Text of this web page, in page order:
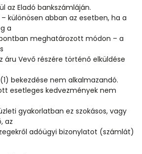
az Eladó bankszámláján.
– különösen abban az esetben, ha a
a
meghatározott módon – a
áru Vevő részére történő elküldése
(1) bekezdése nem alkalmazandó.
esetleges kedvezmények nem
gyakorlatban ez szokásos, vagy
az
adóügyi bizonylatot (számlát)